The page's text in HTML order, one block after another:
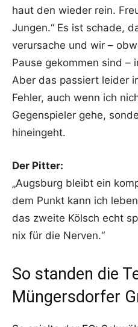
haut den wieder rein.
Jungen.“ Es ist schade,
verursache und wir –
Pause gekommen sind –
Aber das passiert leider
Fehler, auch wenn ich
Gegenspieler gehe,
hineingeht.
Der Pitter:
„Augsburg bleibt ein
dem Punkt kann ich
das zweite Kölsch echt
nix für die Nerven.“
So standen die
Müngersdorfer